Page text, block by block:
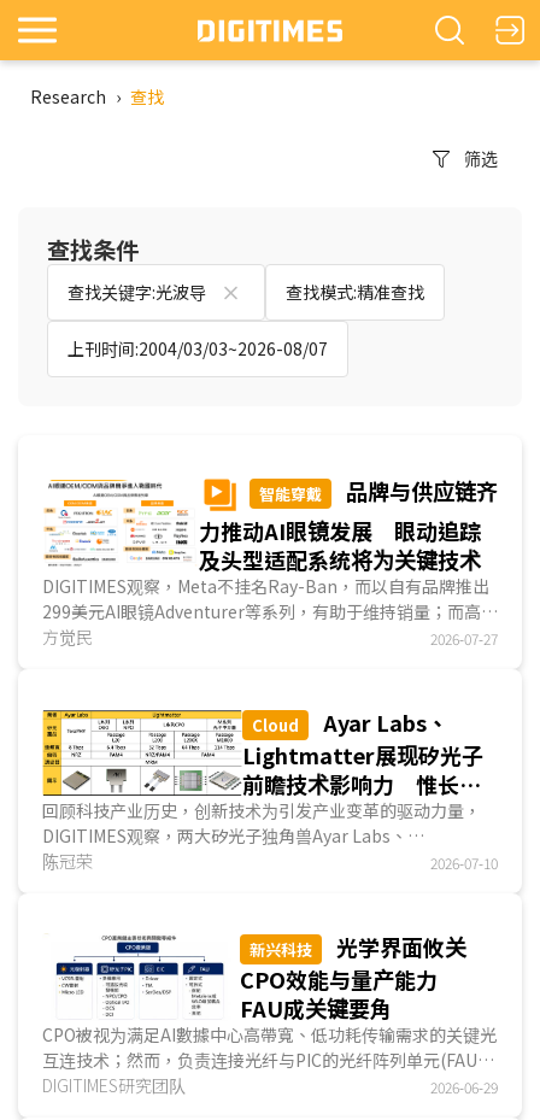
Research › 查找
筛选
查找条件
查找关键字:光波导 查找模式:精准查找
上刊时间:2004/03/03~2026-08/07
智能穿戴
品牌与供应链齐
力推动AI眼镜发展 眼动追踪
及头型适配系统将为关键技术
DIGITIMES观察，Meta不挂名Ray-Ban，而以自有品牌推出
299美元AI眼镜Adventurer等系列，有助于维持销量；而高通
(Qualcomm)、应材(Applied Materials)等供应链业...
方觉民 2026-07-27
Cloud
Ayar Labs、
Lightmatter展现矽光子
前瞻技术影响力 惟长远
发展仍仰赖生态系支持
回顾科技产业历史，创新技术为引发产业变革的驱动力量，
DIGITIMES观察，两大矽光子独角兽Ayar Labs、
Lightmatter采用小芯片(Chiplet)、3D封装、异质整合和光
可拆式光纤阵列单元等关键零组件，且Ayar Labs、
Lightmatter已投入研发极具创新、前瞻性的光互连产品，长
期而言，预估两大业者的创新技术将对數據中心、AI硬件供应
链产生关键影响力。...
陈冠荣 2026-07-10
新兴科技
光学界面攸关
CPO效能与量产能力
FAU成关键要角
CPO被视为满足AI數據中心高帶寬、低功耗传输需求的关键光
互连技术；然而，负责连接光纤与PIC的光纤阵列单元(FAU)
仍面临光耦合效率、组装精度与量产能力等挑战。DIGITIMES
DIGITIMES研究团队 2026-06-29